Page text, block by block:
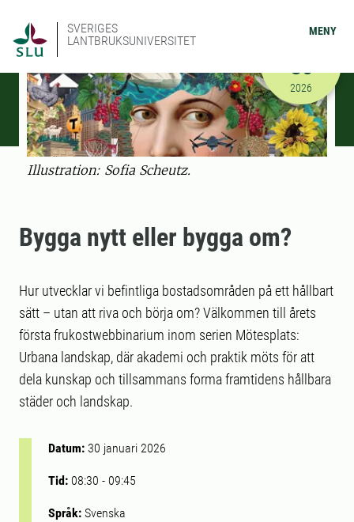
SVERIGES
LANTBRUKSUNIVERSITET
MENY
Illustration: Sofia Scheutz.
2026-01-
30
2026
Bygga nytt eller bygga om?
Hur utvecklar vi befintliga bostadsområden på ett hållbart
sätt – utan att riva och börja om? Välkommen till årets
första frukostwebbinarium inom serien Mötesplats:
Urbana landskap, där akademi och praktik möts för att
dela kunskap och tillsammans forma framtidens hållbara
städer och landskap.
Datum: 30 januari 2026
Tid: 08:30 - 09:45
Språk: Svenska